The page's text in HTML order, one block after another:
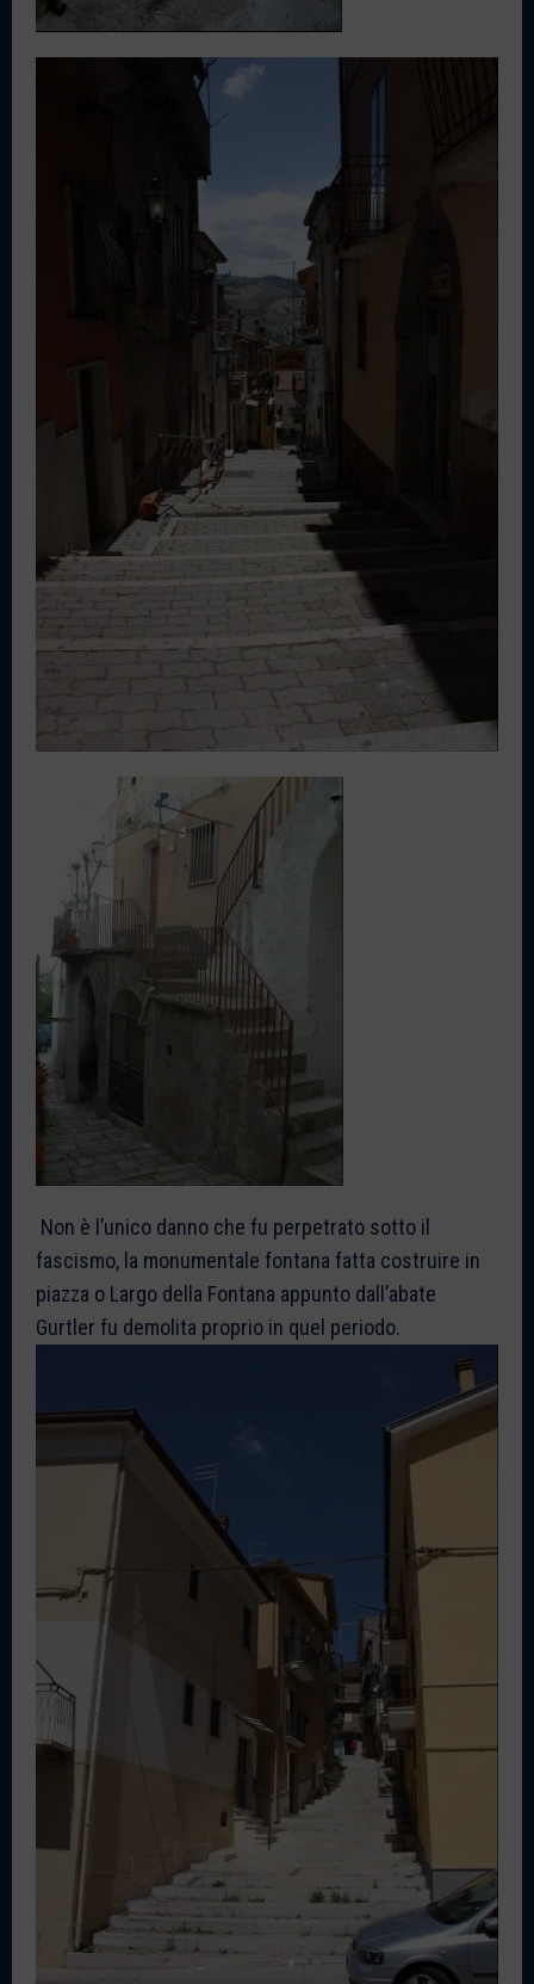
Non è l’unico danno che fu perpetrato sotto il
fascismo, la monumentale fontana fatta costruire in
piazza o Largo della Fontana appunto dall’abate
Gurtler fu demolita proprio in quel periodo.